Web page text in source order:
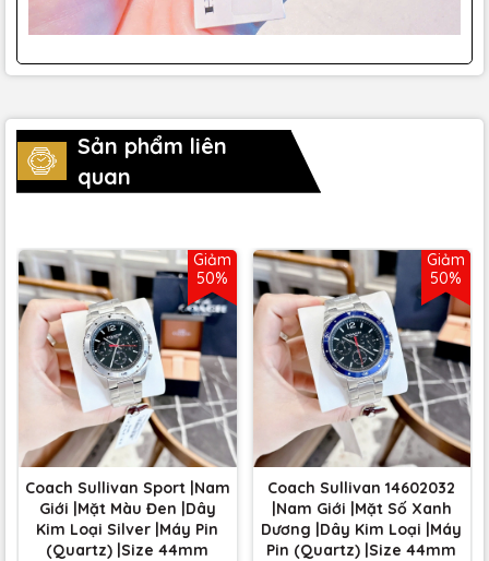
Sản phẩm liên
quan
Giảm
50%
Coach Sullivan Sport |Nam
Giới |Mặt Màu Đen |Dây
Kim Loại Silver |Máy Pin
(Quartz) |Size 44mm
Giảm
50%
Coach Sullivan 14602032
|Nam Giới |Mặt Số Xanh
Dương |Dây Kim Loại |Máy
Pin (Quartz) |Size 44mm